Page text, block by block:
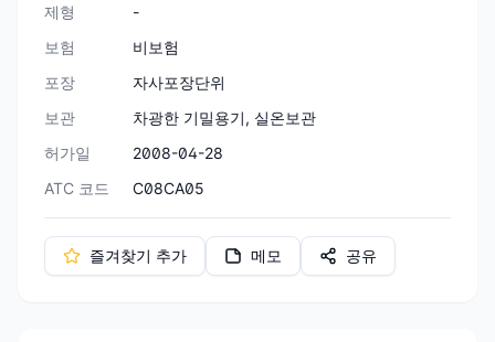
제형
-
보험
비보험
포장
자사포장단위
보관
차광한 기밀용기, 실온보관
허가일
2008-04-28
ATC 코드
C08CA05
즐겨찾기 추가 메모 공유